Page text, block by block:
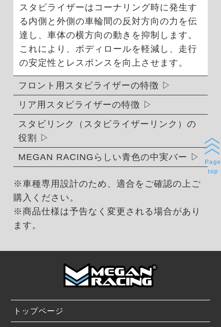
スタビライザーはコーナリング時に発生す
る内側と外側の車輪間の反対方向の力を伝
達し、車体の横方向の動きを抑制します。
これにより、ボディロールを軽減し、走行
の安定性とレスポンスを向上させます。
フロント用スタビライザーの特徴
リア用スタビライザーの特徴
スタビリンク（スタビライザーリンク）の
役割
MEGAN RACINGらしい青色の中実バー
※車種専用設計のため、適合をご確認の上ご
購入ください。
※商品仕様は予告なく変更される場合があり
ます。
トップページ
Page
top